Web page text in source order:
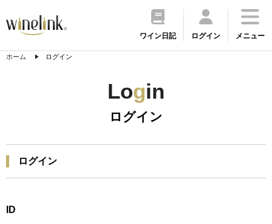
ワイン日記 ログイン メニュー
ホーム ログイン
Login
ログイン
ログイン
ID